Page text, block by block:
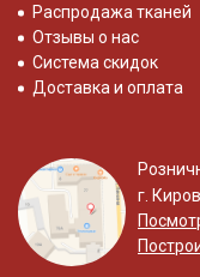
Распродажа тканей
Отзывы о нас
Система скидок
Доставка и оплата
г.